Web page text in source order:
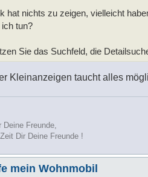
hat nichts zu zeigen, vielleicht
tun?
Sie das Suchfeld, die
Kleinanzeigen taucht alles
Deine Freunde,
Dir Deine Freunde !
mein Wohnmobil